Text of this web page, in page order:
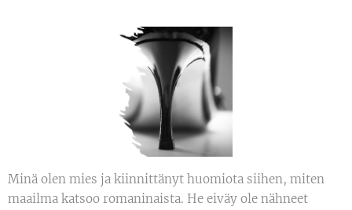
Minä olen mies ja kiinnittänyt huomiota siihen, miten
maailma katsoo romaninaista. He eiväy ole nähneet